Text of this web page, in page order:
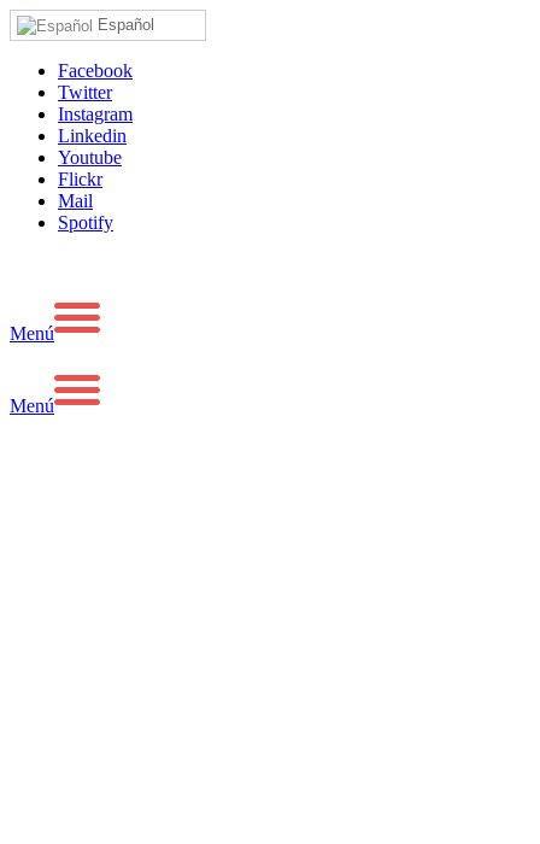
Español
Facebook
Twitter
Instagram
Linkedin
Youtube
Flickr
Mail
Spotify
Menú
Menú